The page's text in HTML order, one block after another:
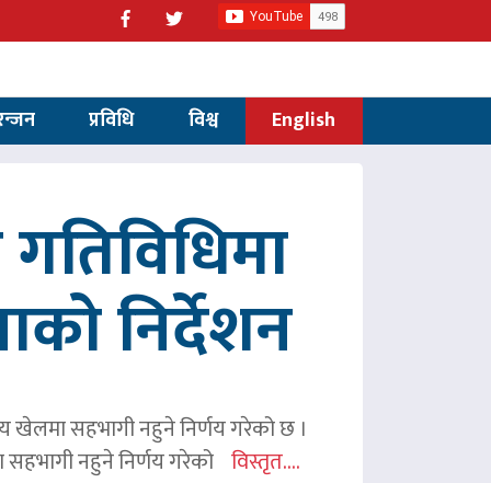
प्रविधि विश्व English
गतिविधिमा
निर्देशन
खेलमा सहभागी नहुने निर्णय गरेको छ ।
सहभागी नहुने निर्णय गरेको विस्तृत....